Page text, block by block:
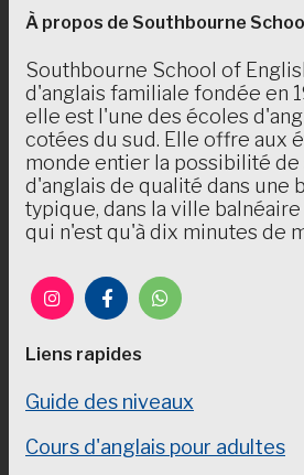
À propos de Southbourne
Southbourne School of
d'anglais familiale fondée en
elle est l'une des écoles
cotées du sud. Elle offre aux
monde entier la possibilité
d'anglais de qualité dans une
typique, dans la ville
qui n'est qu'à dix minutes de
Liens rapides
Guide des niveaux
Cours d'anglais pour adultes